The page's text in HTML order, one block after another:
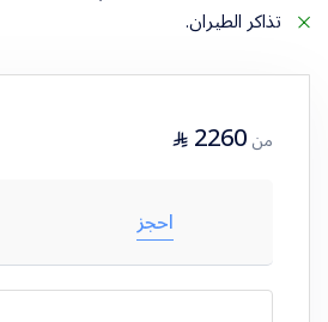
تذاكر الطيران.
من 2260
⃁
احجز